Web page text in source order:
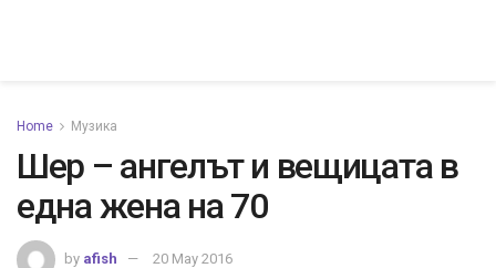
Home Музика
Шер – ангелът и вещицата в
една жена на 70
by afish 20 May 2016